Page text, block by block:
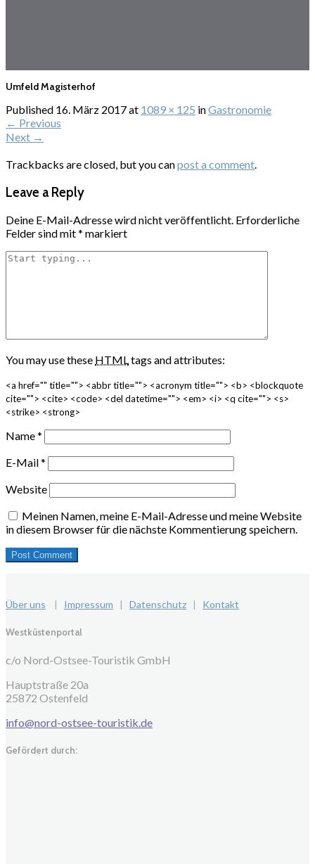
Umfeld Magisterhof
Published 16. März 2017at 1089 × 125 inGastronomie
← Previous
Next →
Trackbacks are closed, but you canpost a comment.
Leave a Reply
Deine E-Mail-Adresse wird nicht veröffentlicht. Erforderliche
Felder sind mit* markiert
You may use these HTMLtags and attributes:
<a href="" title=""> <abbr title=""> <acronym title=""> <b> <blockquote
cite=""> <cite> <code> <del datetime=""> <em> <i> <q cite=""> <s>
<strike> <strong>
Name*
E-Mail*
Website
Meinen Namen, meine E-Mail-Adresse und meine Website
in diesem Browser für die nächste Kommentierung speichern.
Über uns | Impressum | Datenschutz | Kontakt
Westküstenportal
c/o Nord-Ostsee-Touristik GmbH
Hauptstraße 20a
25872 Ostenfeld
info@nord-ostsee-touristik.de
Gefördert durch: